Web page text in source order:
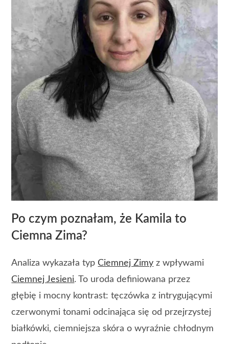
Po czym poznałam, że Kamila to
Ciemna Zima?
Analiza wykazała typCiemnej Zimy z wpływami
Ciemnej Jesieni. To uroda definiowana przez
głębię i mocny kontrast: tęczówka z intrygującymi
czerwonymi tonami odcinająca się od przejrzystej
białkówki, ciemniejsza skóra o wyraźnie chłodnym